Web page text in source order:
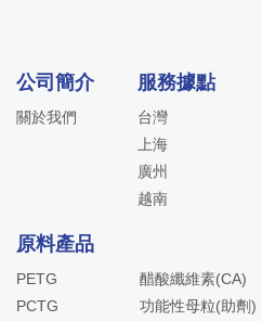
公司簡介
關於我們
服務據點
台灣
上海
廣州
越南
原料產品
PETG
PCTG
醋酸纖維素(CA)
功能性母粒(助劑)